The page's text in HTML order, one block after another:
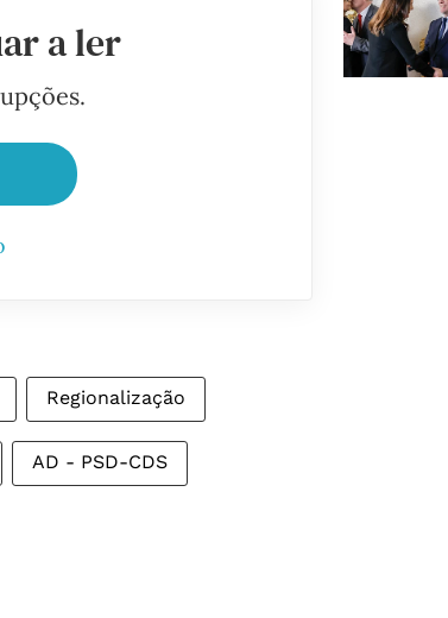
a ler
Regionalização
AD - PSD-CDS